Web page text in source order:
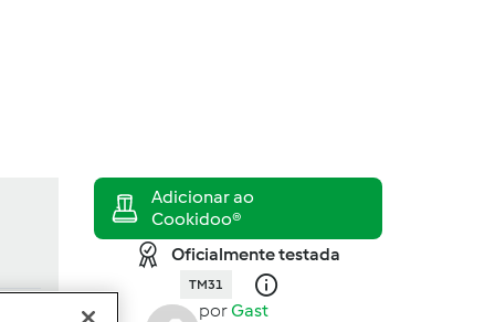
Oficialmente testada
TM31
porGast